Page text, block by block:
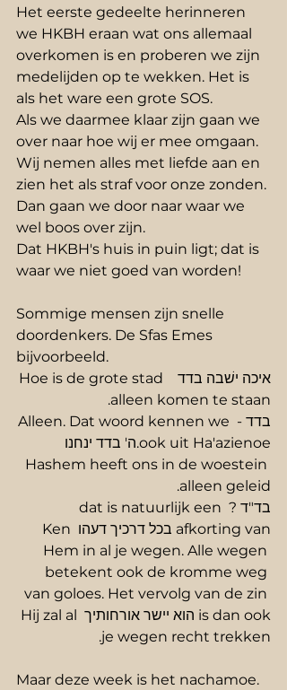
Het eerste gedeelte herinneren
we HKBH eraan wat ons allemaal
overkomen is en proberen we zijn
medelijden op te wekken. Het is
als het ware een grote SOS.
Als we daarmee klaar zijn gaan we
over naar hoe wij er mee omgaan.
Wij nemen alles met liefde aan en
zien het als straf voor onze zonden.
Dan gaan we door naar waar we
wel boos over zijn.
Dat HKBH's huis in puin ligt; dat is
waar we niet goed van worden!
Sommige mensen zijn snelle
doordenkers. De Sfas Emes
bijvoorbeeld.
איכה ישׁבה בדד   Hoe is de grote stad
alleen komen te staan.
בדד - Alleen. Dat woord kennen we
ook uit Ha'azienoe.ה' בדד ינחנו
Hashem heeft ons in de woestein
alleen geleid.
בד"ד ? dat is natuurlijk een
afkorting van בכל דרכיך דעהו Ken
Hem in al je wegen. Alle wegen
betekent ook de kromme weg
van goloes. Het vervolg van de zin
is dan ook הוא יישר אורחותיך Hij zal al
je wegen recht trekken.
Maar deze week is het nachamoe.